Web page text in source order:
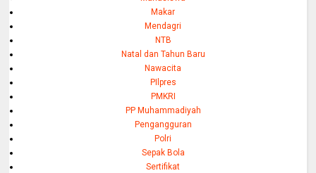
Makar
Mendagri
NTB
Natal dan Tahun Baru
Nawacita
PIlpres
PMKRI
PP Muhammadiyah
Pengangguran
Polri
Sepak Bola
Sertifikat